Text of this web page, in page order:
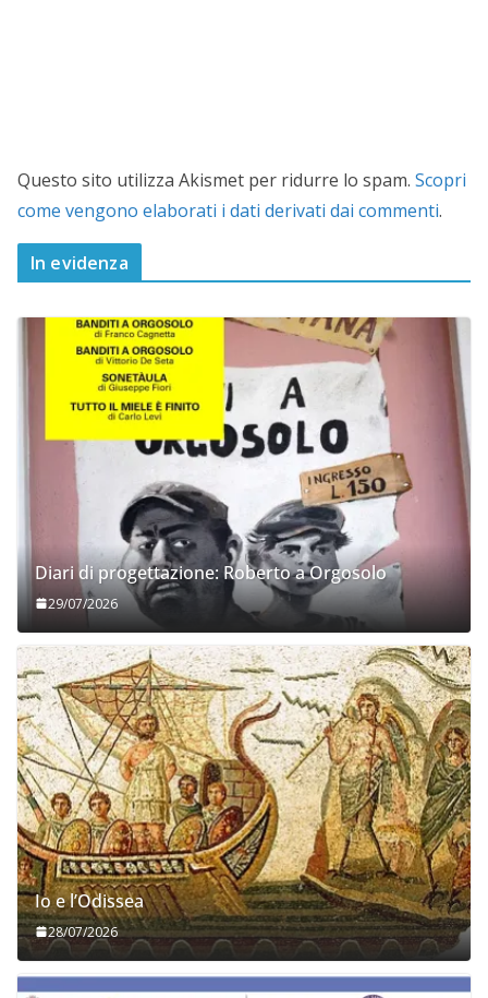
Questo sito utilizza Akismet per ridurre lo spam. Scopri
come vengono elaborati i dati derivati dai commenti.
In evidenza
Diari di progettazione: Roberto a Orgosolo
29/07/2026
Io e l’Odissea
28/07/2026